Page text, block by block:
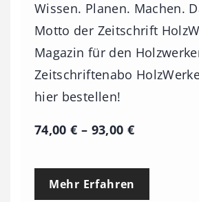
Wissen. Planen. Machen.
Motto der Zeitschrift
Magazin für den
Zeitschriftenabo
hier bestellen!
74,00€ – 93,00 €P
e
Mehr Erfahren